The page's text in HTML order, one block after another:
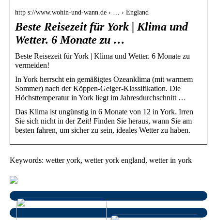
http s://www.wohin-und-wann.de › … › England
Beste Reisezeit für York | Klima und
Wetter. 6 Monate zu …
Beste Reisezeit für York | Klima und Wetter. 6 Monate zu
vermeiden!
In York herrscht ein gemäßigtes Ozeanklima (mit warmem
Sommer) nach der Köppen-Geiger-Klassifikation. Die
Höchsttemperatur in York liegt im Jahresdurchschnitt …
Das Klima ist ungünstig in 6 Monate von 12 in York. Irren
Sie sich nicht in der Zeit! Finden Sie heraus, wann Sie am
besten fahren, um sicher zu sein, ideales Wetter zu haben.
Keywords: wetter york, wetter york england, wetter in york